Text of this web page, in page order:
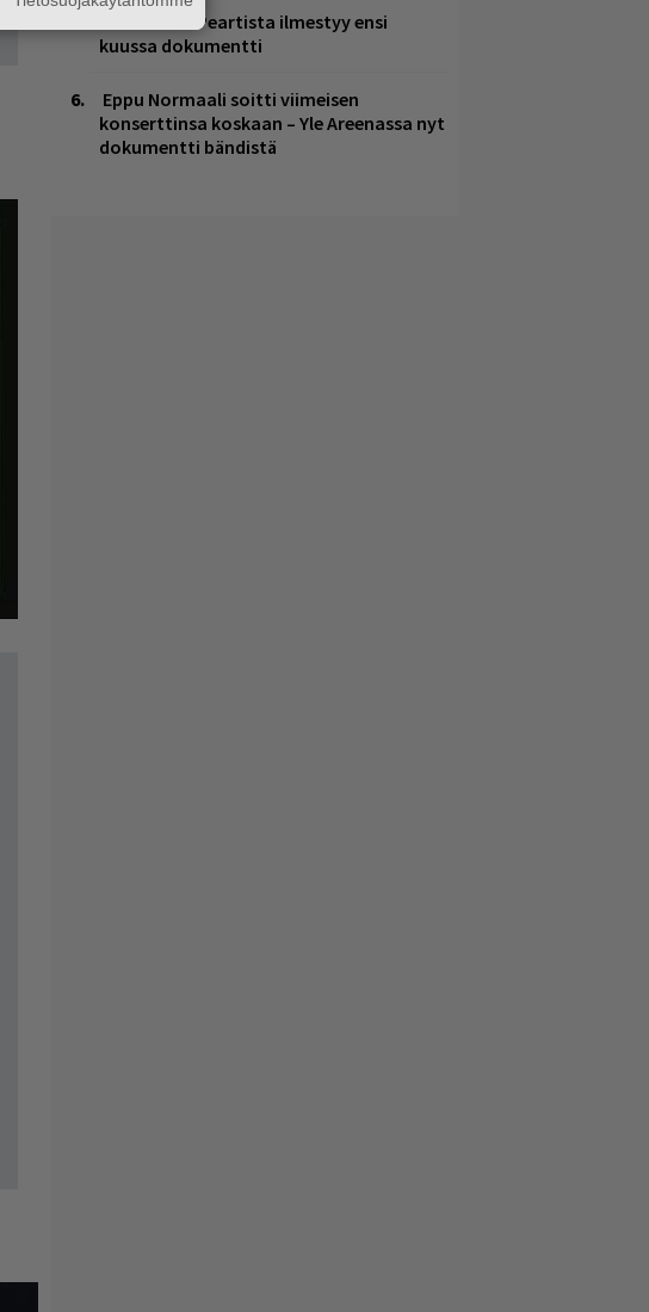
Rushin Neil Peartista ilmestyy ensi
kuussa dokumentti
Eppu Normaali soitti viimeisen
konserttinsa koskaan – Yle Areenassa nyt
dokumentti bändistä